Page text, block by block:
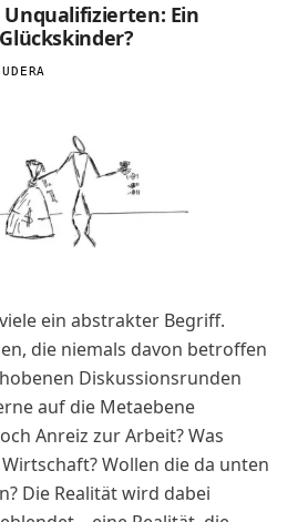
Ein
ein abstrakter Begriff.
die niemals davon betroffen
Diskussionsrunden
auf die Metaebene
Anreiz zur Arbeit? Was
Wollen die da unten
Die Realität wird dabei